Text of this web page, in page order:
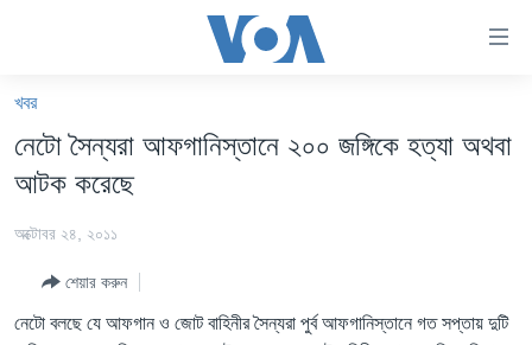
যান।
প্রধান
যান
বাংলাদেশ
বিশ্ব
খবর
নেটো সৈন্যরা আফগানিস্তানে ২০০ জঙ্গিকে হত্যা অথবা
আটক করেছে
অক্টোবর ২৪, ২০১১
শেয়ার করুন
নেটো বলছে যে আফগান ও জোট বাহিনীর সৈন্যরা পুর্ব আফগানিস্তানে গত সপ্তায় দুটি